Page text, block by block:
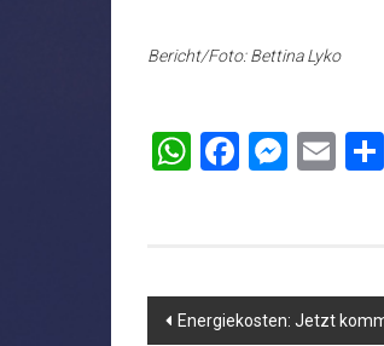
Bericht/Foto: Bettina Lyko
WhatsApp
Facebook
Energiekosten: Jetzt